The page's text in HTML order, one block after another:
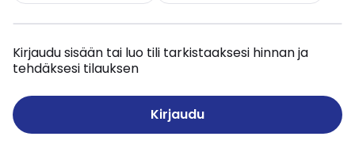
Kirjaudu sisään tai luo tili tarkistaaksesi hinnan ja
tehdäksesi tilauksen
Kirjaudu